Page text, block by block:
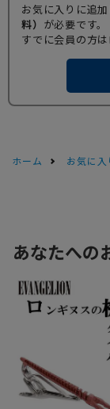
お気に入りに追
料） が必要です。
すでに会員の方
ホーム お気に入